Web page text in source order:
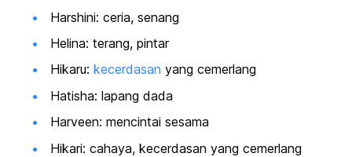
Harshini: ceria, senang
Helina: terang, pintar
Hikaru: kecerdasan yang cemerlang
Hatisha: lapang dada
Harveen: mencintai sesama
Hikari: cahaya, kecerdasan yang cemerlang